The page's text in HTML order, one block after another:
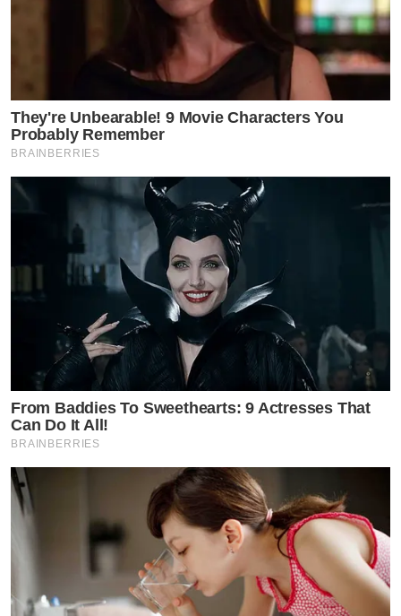
They're Unbearable! 9 Movie Characters You
Probably Remember
BRAINBERRIES
From Baddies To Sweethearts: 9 Actresses That
Can Do It All!
BRAINBERRIES